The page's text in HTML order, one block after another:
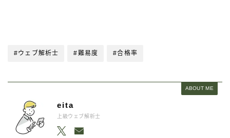
#ウェブ解析士 #難易度 #合格率
ABOUT ME
eita
上級ウェブ解析士